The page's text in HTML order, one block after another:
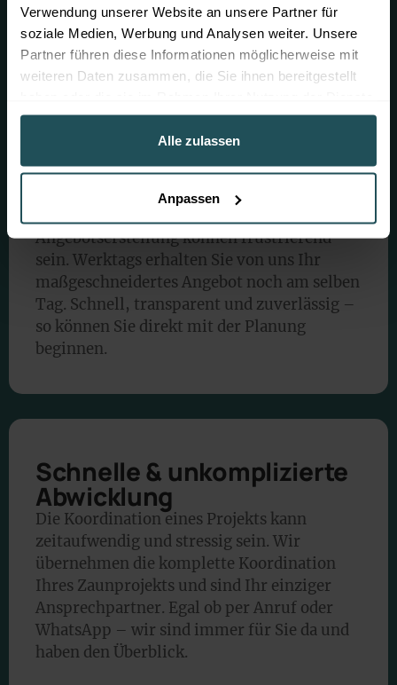
Verwendung unserer Website an unsere Partner für
soziale Medien, Werbung und Analysen weiter. Unsere
Partner führen diese Informationen möglicherweise mit
weiteren Daten zusammen, die Sie ihnen bereitgestellt
gesammelt haben.
Alle zulassen
Anpassen
Überraschungen – volle Kostentransparenz
für Ihr Zaunprojekt.
Am selben Tag zum
Angebotserstellung können frustrierend
sein. Werktags erhalten Sie von uns Ihr
maßgeschneidertes Angebot noch am selben
Tag. Schnell, transparent und zuverlässig –
so können Sie direkt mit der Planung
beginnen.
Schnelle & unkomplizierte
Abwicklung
Die Koordination eines Projekts kann
zeitaufwendig und stressig sein. Wir
übernehmen die komplette Koordination
Ihres Zaunprojekts und sind Ihr einziger
Ansprechpartner. Egal ob per Anruf oder
WhatsApp – wir sind immer für Sie da und
haben den Überblick.